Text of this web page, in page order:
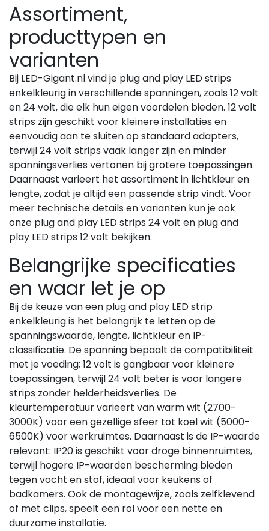
Assortiment,
producttypen en
varianten
Bij LED-Gigant.nl vind je plug and play LED strips
enkelkleurig in verschillende spanningen, zoals 12 volt
en 24 volt, die elk hun eigen voordelen bieden. 12 volt
strips zijn geschikt voor kleinere installaties en
eenvoudig aan te sluiten op standaard adapters,
terwijl 24 volt strips vaak langer zijn en minder
spanningsverlies vertonen bij grotere toepassingen.
Daarnaast varieert het assortiment in lichtkleur en
lengte, zodat je altijd een passende strip vindt. Voor
meer technische details en varianten kun je ook
onze plug and play LED strips 24 volt en plug and
play LED strips 12 volt bekijken.
Belangrijke specificaties
en waar let je op
Bij de keuze van een plug and play LED strip
enkelkleurig is het belangrijk te letten op de
spanningswaarde, lengte, lichtkleur en IP-
classificatie. De spanning bepaalt de compatibiliteit
met je voeding; 12 volt is gangbaar voor kleinere
toepassingen, terwijl 24 volt beter is voor langere
strips zonder helderheidsverlies. De
kleurtemperatuur varieert van warm wit (2700-
3000K) voor een gezellige sfeer tot koel wit (5000-
6500K) voor werkruimtes. Daarnaast is de IP-waarde
relevant: IP20 is geschikt voor droge binnenruimtes,
terwijl hogere IP-waarden bescherming bieden
tegen vocht en stof, ideaal voor keukens of
badkamers. Ook de montagewijze, zoals zelfklevend
of met clips, speelt een rol voor een nette en
duurzame installatie.